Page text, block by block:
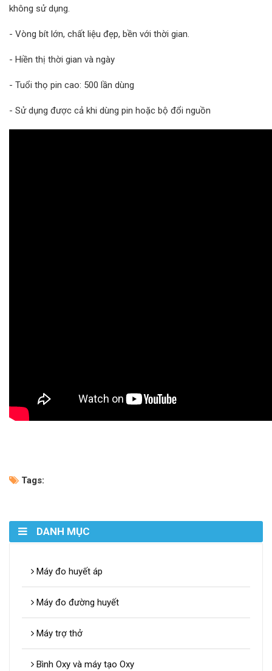
không sử dụng.
- Vòng bít lớn, chất liệu đẹp, bền với thời gian.
- Hiền thị thời gian và ngày
- Tuổi thọ pin cao: 500 lần dùng
- Sử dụng được cả khi dùng pin hoặc bộ đổi nguồn
Tags:
DANH MỤC
Máy đo huyết áp
Máy đo đường huyết
Máy trợ thở
Bình Oxy và máy tạo Oxy